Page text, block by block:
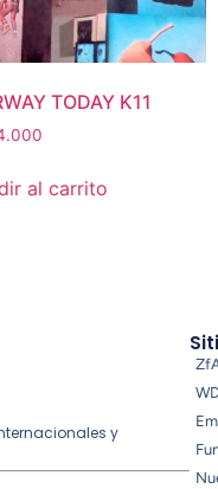
TODAY K11
al carrito
y